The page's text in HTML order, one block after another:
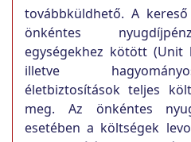
továbbküldhető. A
önkéntes
egységekhez kötött (Unit
illetve
életbiztosítások teljes
meg. Az önkéntes
esetében a költségek